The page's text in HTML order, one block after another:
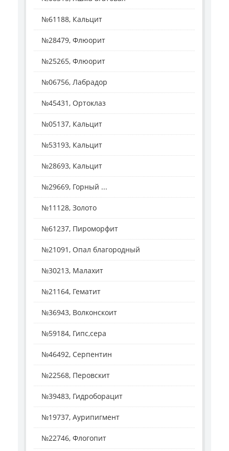
№61188, Кальцит
№28479, Флюорит
№25265, Флюорит
№06756, Лабрадор
№45431, Ортоклаз
№05137, Кальцит
№53193, Кальцит
№28693, Кальцит
№29669, Горный ...
№11128, Золото
№61237, Пироморфит
№21091, Опал благородный
№30213, Малахит
№21164, Гематит
№36943, Волконскоит
№59184, Гипс,сера
№46492, Серпентин
№22568, Перовскит
№39483, Гидроборацит
№19737, Аурипигмент
№22746, Флогопит